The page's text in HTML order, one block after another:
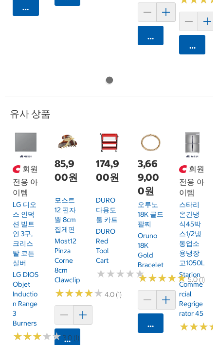
카트에 담기
카트에 담기
카트에
유사 상품
회원
전용 아
이템
LG 디오
스 인덕
션 빌트
인 3구,
크리스
탈 코튼
실버
LG DIOS
Objet
Inductio
N Range
3
Burners
★★★★★
★★★★★ 3.0 (1)
85,9
00원
모스트
12 핀자
뿔 8cm
집게핀
Most12
Pinza
Corne
8cm
Clawclip
★★★★★
★★★★★ 4.0 (1)
카트에 담기
174,9
00원
DURO
다용도
툴 카트
DURO
Red
Tool
Cart
★★★★★
★★★★★
3,66
9,00
0원
오루노
18K 골드
팔찌
Oruno
18K
Gold
Bracelet
★★★★★
★★★★★5.0 (1)
카트에 담기
회원
전용 아
이템
스타리
온간냉
식45박
스1/2냉
동업소
용냉장
고1050L
Starion
Comme
Rcial
Regrige
Rator 45
★★★
★★★